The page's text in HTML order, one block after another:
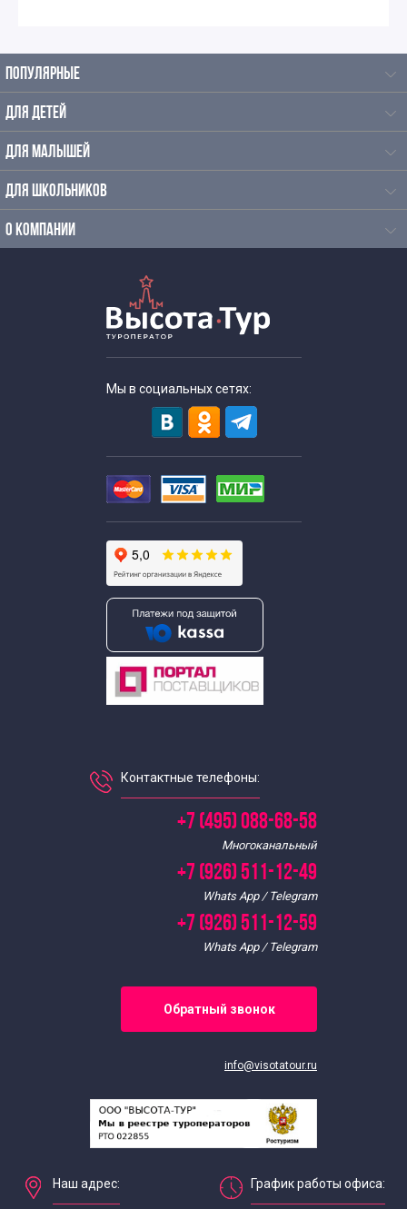
ПОПУЛЯРНЫЕ
ДЛЯ ДЕТЕЙ
ДЛЯ МАЛЫШЕЙ
ДЛЯ ШКОЛЬНИКОВ
О КОМПАНИИ
Мы в социальных сетях:
Контактные телефоны:
+7 (495) 088-68-58
Многоканальный
+7 (926) 511-12-49
Whats App / Telegram
+7 (926) 511-12-59
Whats App / Telegram
Обратный звонок
info@visotatour.ru
Наш адрес: График работы офиса: